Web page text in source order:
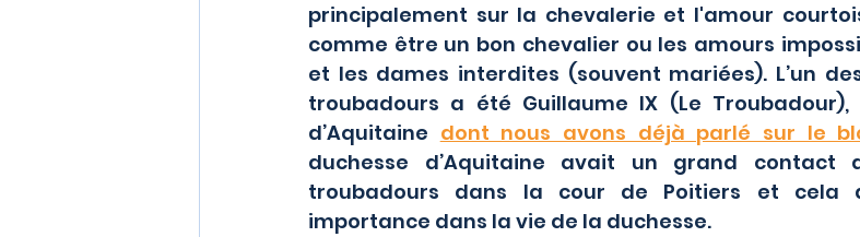
principalement sur la chevalerie et l'amour
comme être un bon chevalier ou les amours
et les dames interdites (souvent mariées). L’un
troubadours a été Guillaume IX (Le Troubadour),
d’Aquitaine dont nous avons déjà parlé sur le
duchesse d’Aquitaine avait un grand
troubadours dans la cour de Poitiers et cela
importance dans la vie de la duchesse.